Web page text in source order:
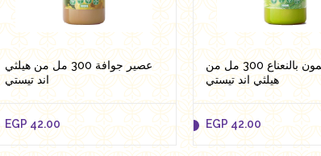
عصير جوافة 300 مل من هيلثي
اند تيستي
EGP42.00
عصير ليمون بالنعناع 300 مل من
هيلثي اند تيستي
EGP 42.00